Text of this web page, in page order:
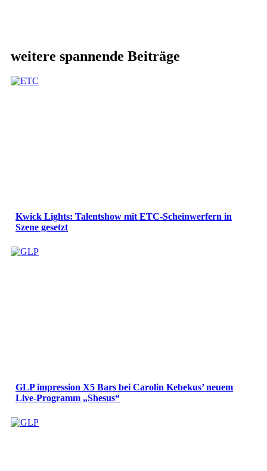
weitere spannende Beiträge
Kwick Lights: Talentshow mit ETC-Scheinwerfern in
Szene gesetzt
GLP impression X5 Bars bei Carolin Kebekus’ neuem
Live-Programm „Shesus“